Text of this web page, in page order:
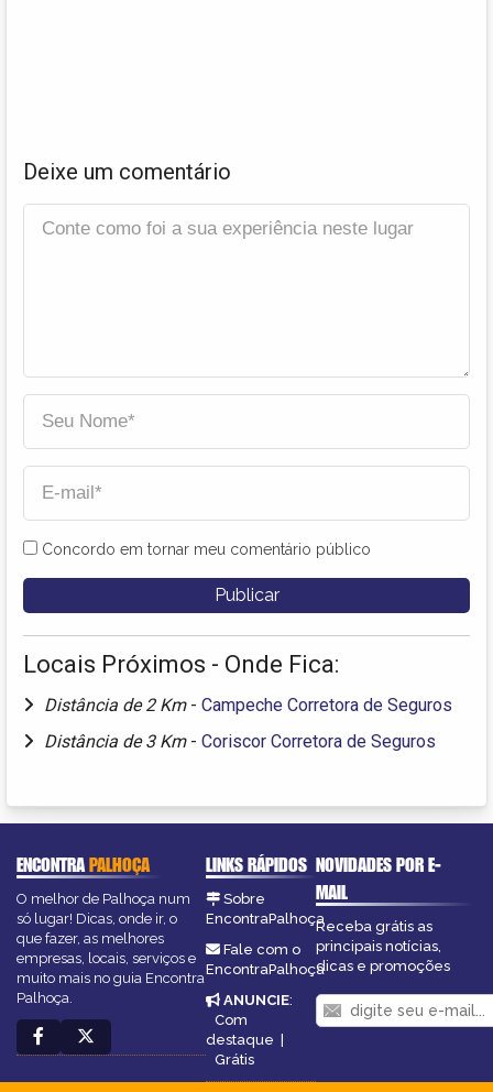
Deixe um comentário
Concordo em tornar meu comentário público
Locais Próximos - Onde Fica:
Distância de 2 Km - Campeche Corretora de Seguros
Distância de 3 Km - Coriscor Corretora de Seguros
ENCONTRAPALHOÇA
O melhor de Palhoça num
só lugar! Dicas, onde ir, o
que fazer, as melhores
empresas, locais, serviços e
muito mais no guia Encontra
Palhoça.
LINKS RÁPIDOS
Sobre
EncontraPalhoça
Fale com o
EncontraPalhoça
ANUNCIE:
Com
destaque
Grátis
NOVIDADES POR E-
MAIL
Receba grátis as
principais notícias,
dicas e promoções